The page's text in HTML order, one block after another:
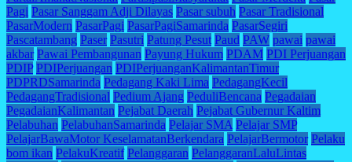
Pagi Pasar Sanggam Adji Dilayas Pasar subuh Pasar Tradisional
PasarModern PasarPagi PasarPagiSamarinda PasarSegiri
Pascatambang Paser Pasutri Patung Pesut Paud PAW pawai pawai
akbar Pawai Pembangunan Payung Hukum PDAM PDI Perjuangan
PDIP PDIPerjuangan PDIPerjuanganKalimantanTimur
PDPRDSamarinda Pedagang Kaki Lima PedagangKecil
PedagangTradisional Pedium Ajang PeduliBencana Pegadaian
PegadaianKalimantan Pejabat Daerah Pejabat Gubernur Kaltim
Pelabuhan PelabuhanSamarinda Pelajar SMA Pelajar SMP
PelajarBawaMotor KeselamatanBerkendara PelajarBermotor Pelaku
bom ikan PelakuKreatif Pelanggaran PelanggaranLaluLintas